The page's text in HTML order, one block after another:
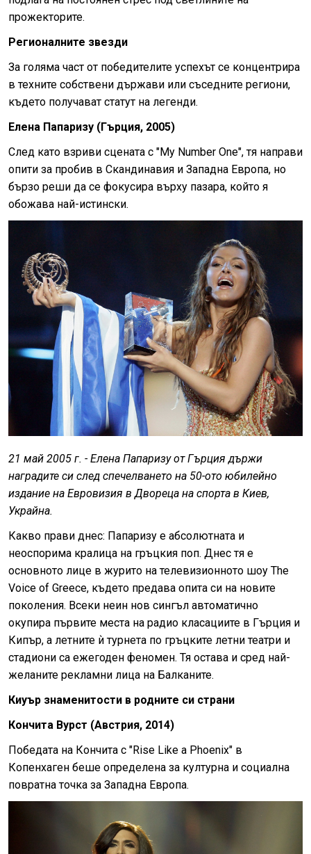
прожекторите.
Регионалните звезди
За голяма част от победителите успехът се концентрира
в техните собствени държави или съседните региони,
където получават статут на легенди.
Елена Папаризу (Гърция, 2005)
След като взриви сцената с "My Number One", тя направи
опити за пробив в Скандинавия и Западна Европа, но
бързо реши да се фокусира върху пазара, който я
обожава най-истински.
21 май 2005 г. - Елена Папаризу от Гърция държи
наградите си след спечелването на 50-ото юбилейно
издание на Евровизия в Двореца на спорта в Киев,
Украйна.
Какво прави днес: Папаризу е абсолютната и
неоспорима кралица на гръцкия поп. Днес тя е
основното лице в журито на телевизионното шоу The
Voice of Greece, където предава опита си на новите
поколения. Всеки неин нов сингъл автоматично
окупира първите места на радио класациите в Гърция и
Кипър, а летните ѝ турнета по гръцките летни театри и
стадиони са ежегоден феномен. Тя остава и сред най-
желаните рекламни лица на Балканите.
Киуър знаменитости в родните си страни
Кончита Вурст (Австрия, 2014)
Победата на Кончита с "Rise Like a Phoenix" в
Копенхаген беше определена за културна и социална
повратна точка за Западна Европа.